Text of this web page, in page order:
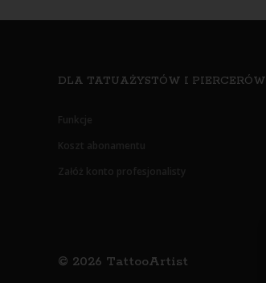
DLA TATUAŻYSTÓW I PIERCERÓW
Funkcje
Koszt abonamentu
Załóż konto profesjonalisty
© 2026 TattooArtist